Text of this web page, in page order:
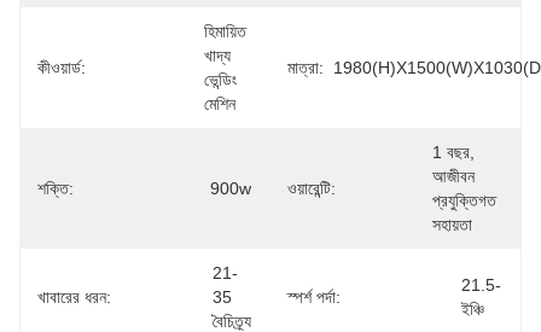
কীওয়ার্ড:
হিমায়িত
খাদ্য
ভেন্ডিং
মেশিন
মাত্রা:
শক্তি: 900w ওয়ারেন্টি:
1 বছর,
আজীবন
প্রযুক্তিগত
সহায়তা
খাবারের ধরন:
21-
35
বৈচিত্র্য
স্পর্শ পর্দা:
21.5-
ইঞ্চি